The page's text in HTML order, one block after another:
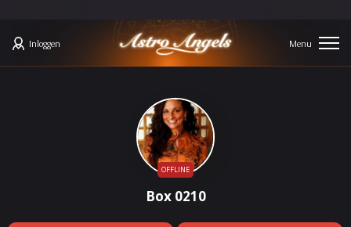
Inloggen
OFFLINE
Box 0210